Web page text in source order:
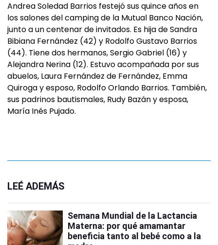
Andrea Soledad Barrios festejó sus quince años en
los salones del camping de la Mutual Banco Nación,
junto a un centenar de invitados. Es hija de Sandra
Bibiana Fernández (42) y Rodolfo Gustavo Barrios
(44). Tiene dos hermanos, Sergio Gabriel (16) y
Alejandra Nerina (12). Estuvo acompañada por sus
abuelos, Laura Fernández de Fernández, Emma
Quiroga y esposo, Rodolfo Orlando Barrios. También,
sus padrinos bautismales, Rudy Bazán y esposa,
María Inés Pujado.
LEÉ ADEMÁS
Semana Mundial de la Lactancia
Materna: por qué amamantar
beneficia tanto al bebé como a la